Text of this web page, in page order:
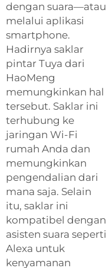
dengan suara—atau
melalui aplikasi
smartphone.
Hadirnya saklar
pintar Tuya dari
HaoMeng
memungkinkan hal
tersebut. Saklar ini
terhubung ke
jaringan Wi-Fi
rumah Anda dan
memungkinkan
pengendalian dari
mana saja. Selain
itu, saklar ini
kompatibel dengan
asisten suara seperti
Alexa untuk
kenyamanan